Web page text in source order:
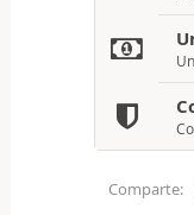
Comparte: